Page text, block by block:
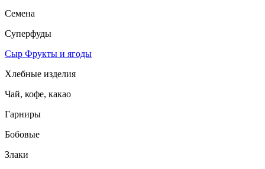
Семена
Суперфуды
Сыр Фрукты и ягоды
Хлебные изделия
Чай, кофе, какао
Гарниры
Бобовые
Злаки